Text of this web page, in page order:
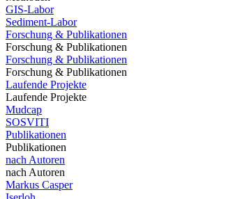
GIS-Labor
Sediment-Labor
Forschung & Publikationen
Forschung & Publikationen
Forschung & Publikationen
Forschung & Publikationen
Laufende Projekte
Laufende Projekte
Mudcap
SOSVITI
Publikationen
Publikationen
nach Autoren
nach Autoren
Markus Casper